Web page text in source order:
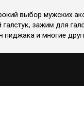
выбор мужских
зажим для
и многие